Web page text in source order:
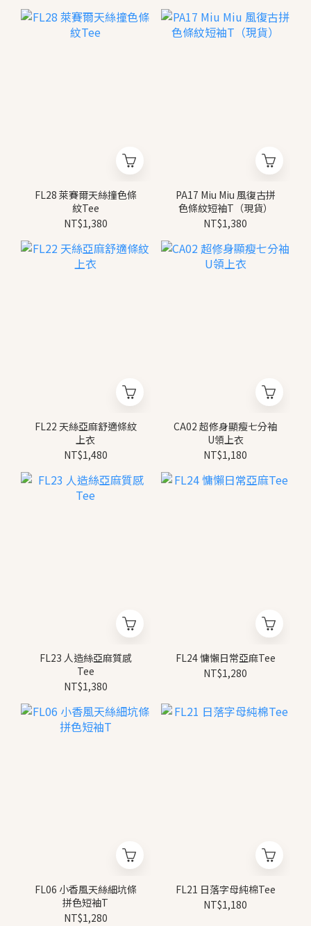
FL28 萊賽爾天絲撞色條
紋Tee
NT$1,380
PA17 Miu Miu 風復古拼
色條紋短袖T（現貨）
NT$1,380
FL22 天絲亞麻舒適條紋
上衣
NT$1,480
CA02 超修身顯瘦七分袖
U領上衣
NT$1,180
FL23 人造絲亞麻質感
Tee
NT$1,380
FL24 慵懶日常亞麻Tee
NT$1,280
FL06 小香風天絲細坑條
拼色短袖T
NT$1,280
FL21 日落字母純棉Tee
NT$1,180